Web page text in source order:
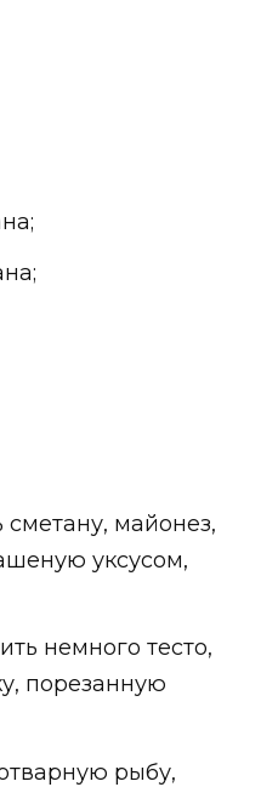
майонез,
уксусом,
немного тесто,
порезанную
рыбу,